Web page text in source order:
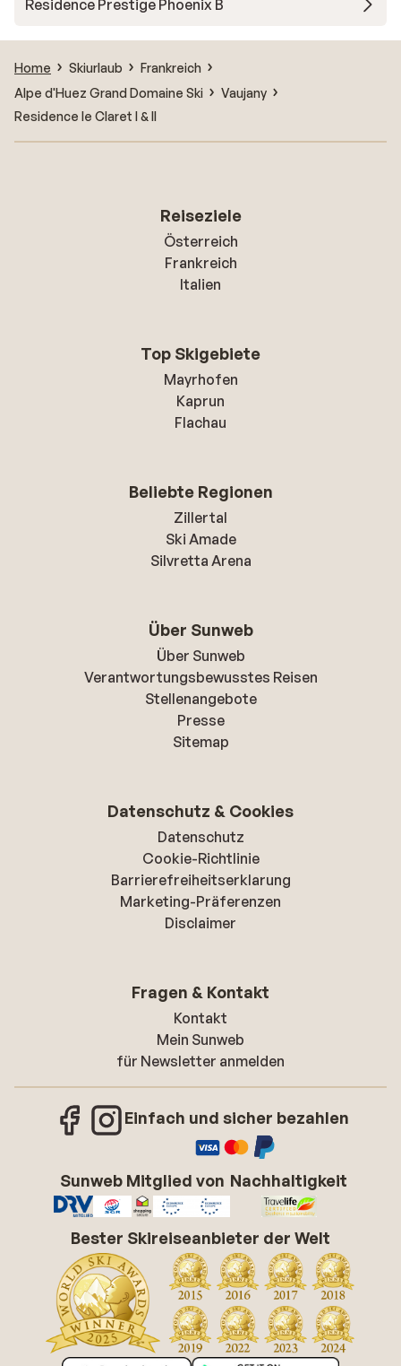
Residence Prestige Phoenix B
Home Skiurlaub
Frankreich
Alpe d'Huez Grand Domaine Ski
Vaujany
Residence le Claret I & II
Reiseziele
Österreich
Frankreich
Italien
Top Skigebiete
Mayrhofen
Kaprun
Flachau
Beliebte Regionen
Zillertal
Ski Amade
Silvretta Arena
Über Sunweb
Über Sunweb
Verantwortungsbewusstes Reisen
Stellenangebote
Presse
Sitemap
Datenschutz & Cookies
Datenschutz
Cookie-Richtlinie
Barrierefreiheitserklarung
Marketing-Präferenzen
Disclaimer
Fragen & Kontakt
Kontakt
Mein Sunweb
für Newsletter anmelden
Einfach und sicher bezahlen
Sunweb Mitglied von Nachhaltigkeit
Bester Skireiseanbieter der Welt